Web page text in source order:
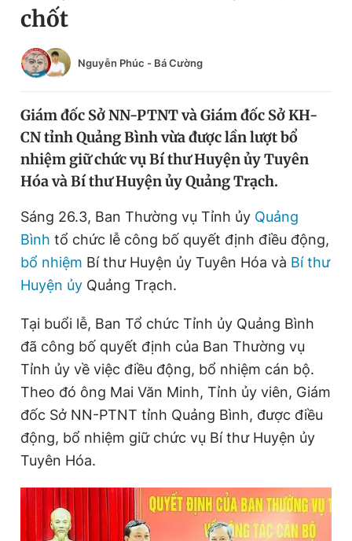
Chuyên mục khác
Chào ngày mới Tin 24h
Tin thị trường
Video Magazine
Sản phẩm khác
Tiện ích Bạn cần biết
Thông tin tòa soạn
Đọc Thanh Niên trên điện thoại
Theo dõi báo trên
Đăng xuất
chốt
Nguyễn Phúc - Bá Cường
Giám đốc Sở NN-PTNT và Giám đốc Sở KH-
CN tỉnh Quảng Bình vừa được lần lượt bổ
nhiệm giữ chức vụ Bí thư Huyện ủy Tuyên
Hóa và Bí thư Huyện ủy Quảng Trạch.
Sáng 26.3, Ban Thường vụ Tỉnh ủy Quảng
Bình tổ chức lễ công bố quyết định điều động,
bổ nhiệm Bí thư Huyện ủy Tuyên Hóa và Bí thư
Huyện ủy Quảng Trạch.
Tại buổi lễ, Ban Tổ chức Tỉnh ủy Quảng Bình
đã công bố quyết định của Ban Thường vụ
Tỉnh ủy về việc điều động, bổ nhiệm cán bộ.
Theo đó ông Mai Văn Minh, Tỉnh ủy viên, Giám
đốc Sở NN-PTNT tỉnh Quảng Bình, được điều
động, bổ nhiệm giữ chức vụ Bí thư Huyện ủy
Tuyên Hóa.